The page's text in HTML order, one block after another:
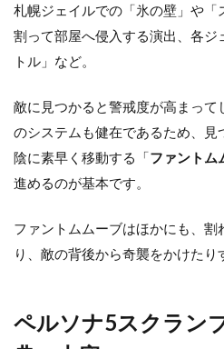
札幌ジェイルでの「氷の壁」や「
割って部屋へ侵入する演出、各
トル」など。
敵に見つかると警戒度が高まって
のシステムも健在であるため、見
陰に素早く移動する「ファントム
進めるのが基本です。
ファントムムーブはほかにも、割
り、敵の背後から奇襲をかけたり
ペルソナ5スクラン